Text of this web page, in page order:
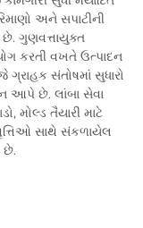
અને સપાટીની
છે. ગુણવત્તાયુક્ત
કરતી વખતે ઉત્પાદન
સંતોષમાં સુધારો
આપે છે. લાંબા સેવા
મોલ્ડ તૈયારી માટે
સાથે સંકળાયેલ
છે.